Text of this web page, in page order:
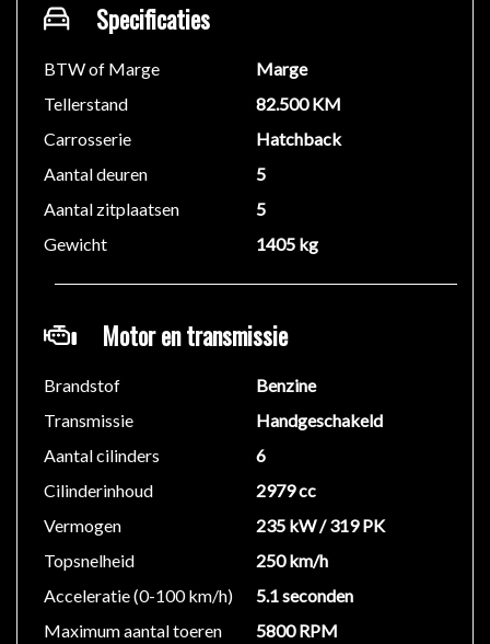
Specificaties
BTW of Marge
Marge
Tellerstand
82.500 KM
Carrosserie
Hatchback
Aantal deuren
5
Aantal zitplaatsen
5
Gewicht
1405 kg
Motor en transmissie
Brandstof
Benzine
Transmissie
Handgeschakeld
Aantal cilinders
6
Cilinderinhoud
2979 cc
Vermogen
235 kW / 319 PK
Topsnelheid
250 km/h
Acceleratie (0-100 km/h)
5.1 seconden
Maximum aantal toeren
5800 RPM